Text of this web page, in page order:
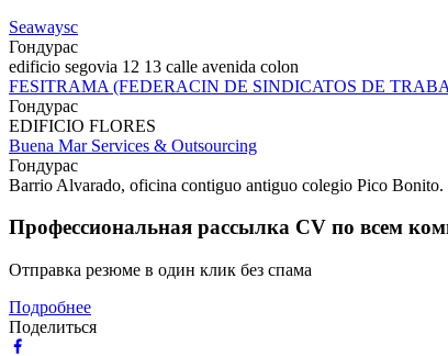
Seawaysc
Гондурас
edificio segovia 12 13 calle avenida colon
FESITRAMA (FEDERACIN DE SINDICATOS DE
Гондурас
EDIFICIO FLORES
Buena Mar Services & Outsourcing
Гондурас
Barrio Alvarado, oficina contiguo antiguo colegio Pico Bonito.
Профессиональная рассылка CV по всем
Отправка резюме в один клик без спама
Подробнее
Поделиться